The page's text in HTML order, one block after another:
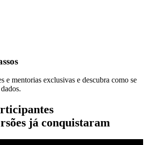
e mentorias exclusivas e descubra como se
já conquistaram